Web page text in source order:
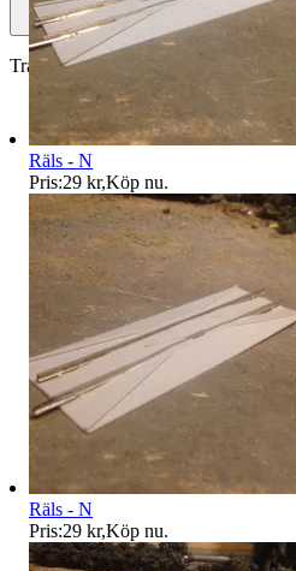
Traderas köparskydd
Räls - N
Pris:29 kr,Köp nu.
Räls - N
Pris:29 kr,Köp nu.